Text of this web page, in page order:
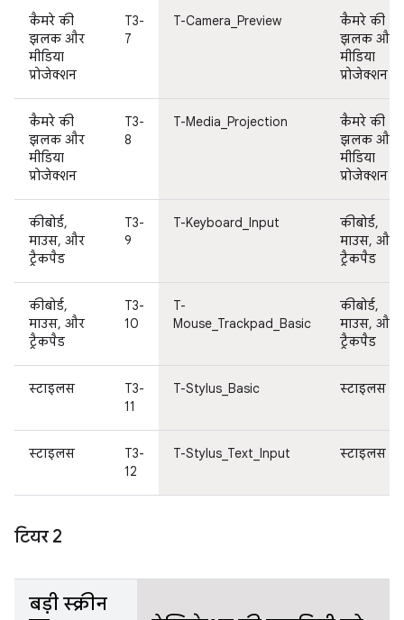
कैमरे की
झलक और
मीडिया
प्रोजेक्शन
T3-
7
T-Camera_Preview
कैमरे की
झलक और
मीडिया
प्रोजेक्शन
कैमरे की
झलक और
मीडिया
प्रोजेक्शन
T3-
8
T-Media_Projection
कैमरे की
झलक और
मीडिया
प्रोजेक्शन
कीबोर्ड,
माउस, और
ट्रैकपैड
T3-
9
T-Keyboard_Input
कीबोर्ड,
माउस, और
ट्रैकपैड
कीबोर्ड,
माउस, और
ट्रैकपैड
T3-
10
T-
Mouse_Trackpad_Basic
कीबोर्ड,
माउस, और
ट्रैकपैड
स्टाइलस
T3-
11
T-Stylus_Basic स्टाइलस
स्टाइलस
T3-
12
T-Stylus_Text_Input स्टाइलस
टियर 2
बड़ी स्क्रीन